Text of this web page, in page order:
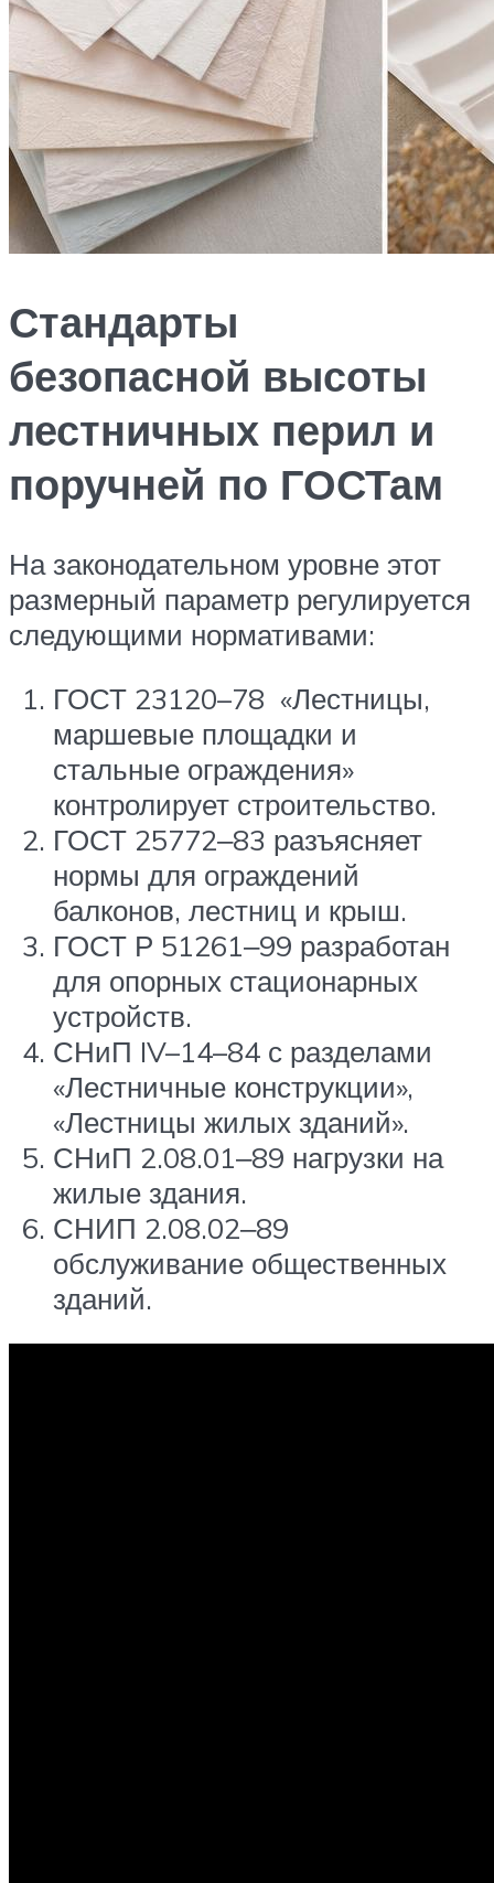
Стандарты
безопасной высоты
лестничных перил и
поручней по ГОСТам
На законодательном уровне этот
размерный параметр регулируется
следующими нормативами:
ГОСТ 23120–78 «Лестницы,
маршевые площадки и
стальные ограждения»
контролирует строительство.
ГОСТ 25772‒83 разъясняет
нормы для ограждений
балконов, лестниц и крыш.
ГОСТ Р 51261‒99 разработан
для опорных стационарных
устройств.
СНиП IV–14–84 с разделами
«Лестничные конструкции»,
«Лестницы жилых зданий».
СНиП 2.08.01‒89 нагрузки на
жилые здания.
СНИП 2.08.02‒89
обслуживание общественных
зданий.